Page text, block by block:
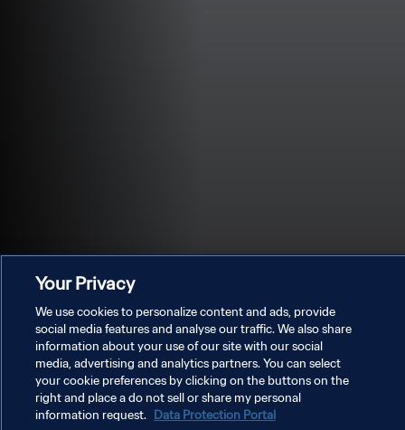
POLITIQUE DE CONFIDENTIALITÉ
CONDITIONS D'UTILISATION
Your Privacy
We use cookies to personalize content and ads, provide
social media features and analyse our traffic. We also share
information about your use of our site with our social
media, advertising and analytics partners. You can select
your cookie preferences by clicking on the buttons on the
right and place a do not sell or share my personal
information request. Data Protection Portal